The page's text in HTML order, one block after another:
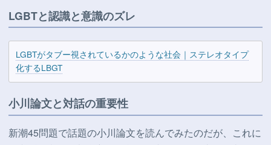
LGBTと認識と意識のズレ
LGBTがタブー視されているかのような社会｜ステレオタイプ
化するLBGT
小川論文と対話の重要性
新潮45問題で話題の小川論文を読んでみたのだが、これに